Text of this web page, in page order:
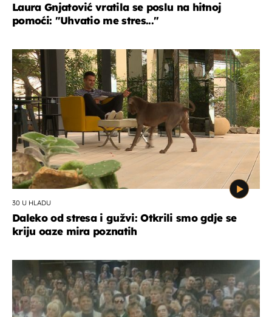
Laura Gnjatović vratila se poslu na hitnoj
pomoći: "Uhvatio me stres..."
30 U HLADU
Daleko od stresa i gužvi: Otkrili smo gdje se
kriju oaze mira poznatih